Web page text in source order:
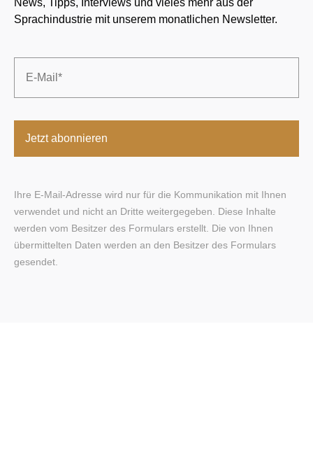
Sprachindustrie mit unserem monatlichen Newsletter.
Email *
Ihre E-Mail-Adresse wird nur für die Kommunikation mit Ihnen
verwendet und nicht an Dritte weitergegeben. Diese Inhalte
werden vom Besitzer des Formulars erstellt. Die von Ihnen
übermittelten Daten werden an den Besitzer des Formulars
gesendet.